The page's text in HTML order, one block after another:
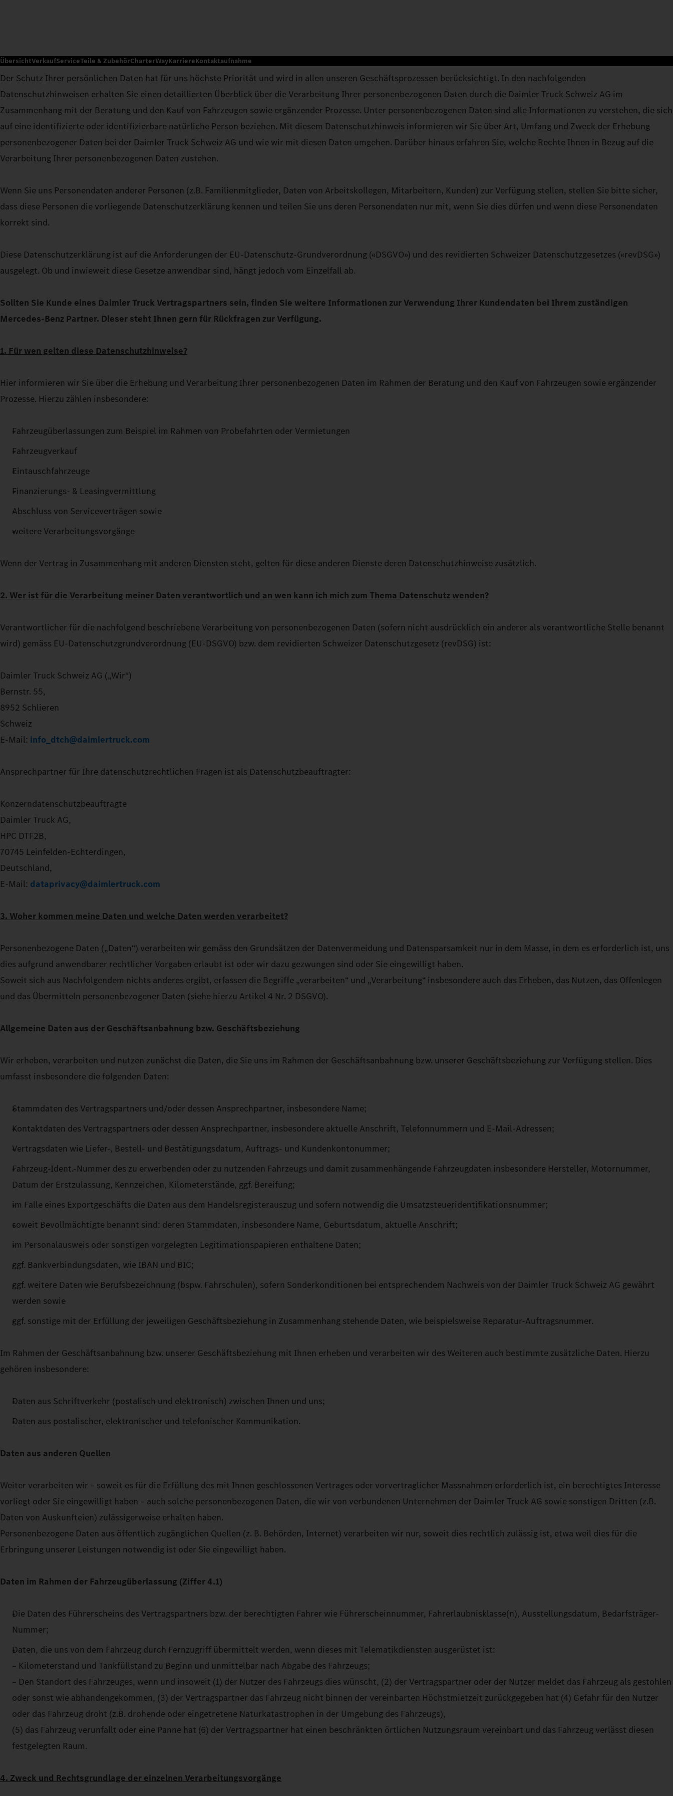
ÜbersichtVerkaufServiceTeile & ZubehörCharterWayKarriereKontaktaufnahme
Der Schutz Ihrer persönlichen Daten hat für uns höchste Priorität und wird in allen unseren Geschäftsprozessen berücksichtigt. In den nachfolgenden
Datenschutzhinweisen erhalten Sie einen detaillierten Überblick über die Verarbeitung Ihrer personenbezogenen Daten durch die Daimler Truck Schweiz AG im
Zusammenhang mit der Beratung und den Kauf von Fahrzeugen sowie ergänzender Prozesse. Unter personenbezogenen Daten sind alle Informationen zu verstehen, die sich
auf eine identifizierte oder identifizierbare natürliche Person beziehen. Mit diesem Datenschutzhinweis informieren wir Sie über Art, Umfang und Zweck der Erhebung
personenbezogener Daten bei der Daimler Truck Schweiz AG und wie wir mit diesen Daten umgehen. Darüber hinaus erfahren Sie, welche Rechte Ihnen in Bezug auf die
Verarbeitung Ihrer personenbezogenen Daten zustehen.
Wenn Sie uns Personendaten anderer Personen (z.B. Familienmitglieder, Daten von Arbeitskollegen, Mitarbeitern, Kunden) zur Verfügung stellen, stellen Sie bitte sicher,
dass diese Personen die vorliegende Datenschutzerklärung kennen und teilen Sie uns deren Personendaten nur mit, wenn Sie dies dürfen und wenn diese Personendaten
korrekt sind.
Diese Datenschutzerklärung ist auf die Anforderungen der EU-Datenschutz-Grundverordnung («DSGVO») und des revidierten Schweizer Datenschutzgesetzes («revDSG»)
ausgelegt. Ob und inwieweit diese Gesetze anwendbar sind, hängt jedoch vom Einzelfall ab.
Sollten Sie Kunde eines Daimler Truck Vertragspartners sein, finden Sie weitere Informationen zur Verwendung Ihrer Kundendaten bei Ihrem zuständigen
Mercedes-Benz Partner. Dieser steht Ihnen gern für Rückfragen zur Verfügung.
1. Für wen gelten diese Datenschutzhinweise?
Hier informieren wir Sie über die Erhebung und Verarbeitung Ihrer personenbezogenen Daten im Rahmen der Beratung und den Kauf von Fahrzeugen sowie ergänzender
Prozesse. Hierzu zählen insbesondere:
Fahrzeugüberlassungen zum Beispiel im Rahmen von Probefahrten oder Vermietungen
Fahrzeugverkauf
Eintauschfahrzeuge
Finanzierungs- & Leasingvermittlung
Abschluss von Serviceverträgen sowie
weitere Verarbeitungsvorgänge
Wenn der Vertrag in Zusammenhang mit anderen Diensten steht, gelten für diese anderen Dienste deren Datenschutzhinweise zusätzlich.
2. Wer ist für die Verarbeitung meiner Daten verantwortlich und an wen kann ich mich zum Thema Datenschutz wenden?
Verantwortlicher für die nachfolgend beschriebene Verarbeitung von personenbezogenen Daten (sofern nicht ausdrücklich ein anderer als verantwortliche Stelle benannt
wird) gemäss EU-Datenschutzgrundverordnung (EU-DSGVO) bzw. dem revidierten Schweizer Datenschutzgesetz (revDSG) ist:
Daimler Truck Schweiz AG („Wir“)
Bernstr. 55,
8952 Schlieren
Schweiz
E-Mail: info_dtch@daimlertruck.com
Ansprechpartner für Ihre datenschutzrechtlichen Fragen ist als Datenschutzbeauftragter:
Konzerndatenschutzbeauftragte
Daimler Truck AG,
HPC DTF2B,
70745 Leinfelden-Echterdingen,
Deutschland,
E-Mail: dataprivacy@daimlertruck.com
3. Woher kommen meine Daten und welche Daten werden verarbeitet?
Personenbezogene Daten („Daten“) verarbeiten wir gemäss den Grundsätzen der Datenvermeidung und Datensparsamkeit nur in dem Masse, in dem es erforderlich ist, uns
dies aufgrund anwendbarer rechtlicher Vorgaben erlaubt ist oder wir dazu gezwungen sind oder Sie eingewilligt haben.
Soweit sich aus Nachfolgendem nichts anderes ergibt, erfassen die Begriffe „verarbeiten“ und „Verarbeitung“ insbesondere auch das Erheben, das Nutzen, das Offenlegen
und das Übermitteln personenbezogener Daten (siehe hierzu Artikel 4 Nr. 2 DSGVO).
Allgemeine Daten aus der Geschäftsanbahnung bzw. Geschäftsbeziehung
Wir erheben, verarbeiten und nutzen zunächst die Daten, die Sie uns im Rahmen der Geschäftsanbahnung bzw. unserer Geschäftsbeziehung zur Verfügung stellen. Dies
umfasst insbesondere die folgenden Daten:
Stammdaten des Vertragspartners und/oder dessen Ansprechpartner, insbesondere Name;
Kontaktdaten des Vertragspartners oder dessen Ansprechpartner, insbesondere aktuelle Anschrift, Telefonnummern und E-Mail-Adressen;
Vertragsdaten wie Liefer-, Bestell- und Bestätigungsdatum, Auftrags- und Kundenkontonummer;
Fahrzeug-Ident.-Nummer des zu erwerbenden oder zu nutzenden Fahrzeugs und damit zusammenhängende Fahrzeugdaten insbesondere Hersteller, Motornummer,
Datum der Erstzulassung, Kennzeichen, Kilometerstände, ggf. Bereifung;
im Falle eines Exportgeschäfts die Daten aus dem Handelsregisterauszug und sofern notwendig die Umsatzsteueridentifikationsnummer;
soweit Bevollmächtigte benannt sind: deren Stammdaten, insbesondere Name, Geburtsdatum, aktuelle Anschrift;
im Personalausweis oder sonstigen vorgelegten Legitimationspapieren enthaltene Daten;
ggf. Bankverbindungsdaten, wie IBAN und BIC;
ggf. weitere Daten wie Berufsbezeichnung (bspw. Fahrschulen), sofern Sonderkonditionen bei entsprechendem Nachweis von der Daimler Truck Schweiz AG gewährt
werden sowie
ggf. sonstige mit der Erfüllung der jeweiligen Geschäftsbeziehung in Zusammenhang stehende Daten, wie beispielsweise Reparatur-Auftragsnummer.
Im Rahmen der Geschäftsanbahnung bzw. unserer Geschäftsbeziehung mit Ihnen erheben und verarbeiten wir des Weiteren auch bestimmte zusätzliche Daten. Hierzu
gehören insbesondere:
Daten aus Schriftverkehr (postalisch und elektronisch) zwischen Ihnen und uns;
Daten aus postalischer, elektronischer und telefonischer Kommunikation.
Daten aus anderen Quellen
Weiter verarbeiten wir – soweit es für die Erfüllung des mit Ihnen geschlossenen Vertrages oder vorvertraglicher Massnahmen erforderlich ist, ein berechtigtes Interesse
vorliegt oder Sie eingewilligt haben – auch solche personenbezogenen Daten, die wir von verbundenen Unternehmen der Daimler Truck AG sowie sonstigen Dritten (z.B.
Daten von Auskunfteien) zulässigerweise erhalten haben.
Personenbezogene Daten aus öffentlich zugänglichen Quellen (z. B. Behörden, Internet) verarbeiten wir nur, soweit dies rechtlich zulässig ist, etwa weil dies für die
Erbringung unserer Leistungen notwendig ist oder Sie eingewilligt haben.
Daten im Rahmen der Fahrzeugüberlassung (Ziffer 4.1)
Die Daten des Führerscheins des Vertragspartners bzw. der berechtigten Fahrer wie Führerscheinnummer, Fahrerlaubnisklasse(n), Ausstellungsdatum, Bedarfsträger-
Nummer;
Daten, die uns von dem Fahrzeug durch Fernzugriff übermittelt werden, wenn dieses mit Telematikdiensten ausgerüstet ist:
– Kilometerstand und Tankfüllstand zu Beginn und unmittelbar nach Abgabe des Fahrzeugs;
– Den Standort des Fahrzeuges, wenn und insoweit (1) der Nutzer des Fahrzeugs dies wünscht, (2) der Vertragspartner oder der Nutzer meldet das Fahrzeug als gestohlen
oder sonst wie abhandengekommen, (3) der Vertragspartner das Fahrzeug nicht binnen der vereinbarten Höchstmietzeit zurückgegeben hat (4) Gefahr für den Nutzer
oder das Fahrzeug droht (z.B. drohende oder eingetretene Naturkatastrophen in der Umgebung des Fahrzeugs),
(5) das Fahrzeug verunfallt oder eine Panne hat (6) der Vertragspartner hat einen beschränkten örtlichen Nutzungsraum vereinbart und das Fahrzeug verlässt diesen
festgelegten Raum.
4. Zweck und Rechtsgrundlage der einzelnen Verarbeitungsvorgänge